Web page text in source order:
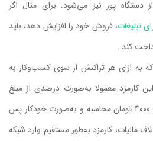
پوز نیز می‌شود. برای مثال اگر
تبلیغات، فروش خود را افزایش دهد، باید
کند.
به ازای هر تراکنش از سوی کسب‌وکار به
کارمزد معمولا به‌صورت درصدی از مبلغ
تراکنش (0.02 درصد) و تا سقف 4000 تومان محاسبه و به‌صورت خودکار پس
مالیات، کارمزد به‌طور مستقیم وارد شبکه